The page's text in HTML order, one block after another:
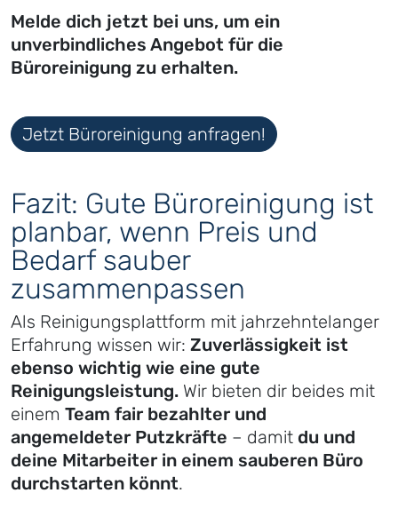
Melde dich jetzt bei uns, um ein
unverbindliches Angebot für die
Büroreinigung zu erhalten.
Jetzt Büroreinigung anfragen!
Fazit: Gute Büroreinigung ist
planbar, wenn Preis und
Bedarf sauber
zusammenpassen
Als Reinigungsplattform mit jahrzehntelanger
Erfahrung wissen wir: Zuverlässigkeit ist
ebenso wichtig wie eine gute
Reinigungsleistung. Wir bieten dir beides mit
einem Team fair bezahlter und
angemeldeter Putzkräfte – damit du und
deine Mitarbeiter in einem sauberen Büro
durchstarten könnt.